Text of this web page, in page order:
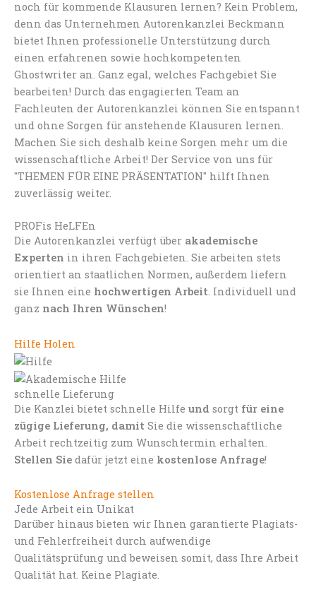
noch für kommende Klausuren lernen? Kein Problem,
denn das Unternehmen Autorenkanzlei Beckmann
bietet Ihnen professionelle Unterstützung durch
einen erfahrenen sowie hochkompetenten
Ghostwriter an. Ganz egal, welches Fachgebiet Sie
bearbeiten! Durch das engagierten Team an
Fachleuten der Autorenkanzlei können Sie entspannt
und ohne Sorgen für anstehende Klausuren lernen.
Machen Sie sich deshalb keine Sorgen mehr um die
wissenschaftliche Arbeit! Der Service von uns für
"THEMEN FÜR EINE PRÄSENTATION" hilft Ihnen
zuverlässig weiter.
PROFis HeLFEn
Die Autorenkanzlei verfügt über akademische
Experten in ihren Fachgebieten. Sie arbeiten stets
orientiert an staatlichen Normen, außerdem liefern
sie Ihnen eine hochwertigen Arbeit. Individuell und
ganz nach Ihren Wünschen!
Hilfe Holen
schnelle Lieferung
Die Kanzlei bietet schnelle Hilfe und sorgt für eine
zügige Lieferung, damit Sie die wissenschaftliche
Arbeit rechtzeitig zum Wunschtermin erhalten.
Stellen Sie dafür jetzt eine kostenlose Anfrage!
Kostenlose Anfrage stellen
Jede Arbeit ein Unikat
Darüber hinaus bieten wir Ihnen garantierte Plagiats-
und Fehlerfreiheit durch aufwendige
Qualitätsprüfung und beweisen somit, dass Ihre Arbeit
Qualität hat. Keine Plagiate.